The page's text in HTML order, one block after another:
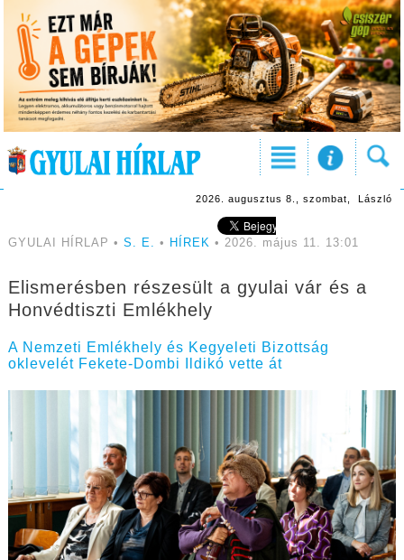
2026. augusztus 8., szombat, László
GYULAI HÍRLAP • S. E. • HÍREK • 2026. május 11. 13:01
Elismerésben részesült a gyulai vár és a
Honvédtiszti Emlékhely
A Nemzeti Emlékhely és Kegyeleti Bizottság
oklevelét Fekete-Dombi Ildikó vette át